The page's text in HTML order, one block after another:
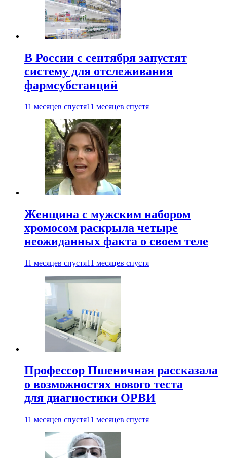
В России с сентября запустят
систему для отслеживания
фармсубстанций
11 месяцев спустя11 месяцев спустя
Женщина с мужским набором
хромосом раскрыла четыре
неожиданных факта о своем теле
11 месяцев спустя11 месяцев спустя
Профессор Пшеничная рассказала
о возможностях нового теста
для диагностики ОРВИ
11 месяцев спустя11 месяцев спустя